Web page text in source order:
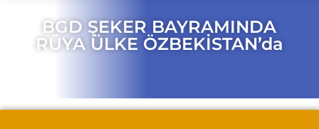
BGD ŞEKER BAYRAMINDA
RÜYA ÜLKE ÖZBEKİSTAN’da